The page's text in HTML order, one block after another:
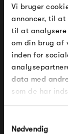
Vi bruger
annoncer, til
til at analysere
om din brug af
inden for
data med
som de har
Nødvendig
Fermob
og ikke mindst
farvepalet på
farvestrålende
mange
bredt som
smag.
FÅ
Indtast din
mail.
rabatten.
Gælder